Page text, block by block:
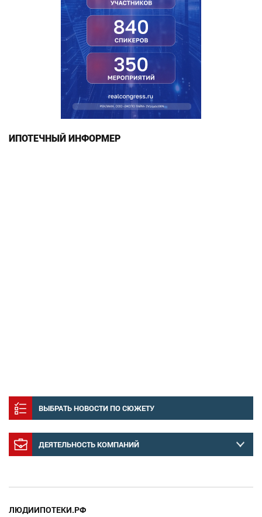
ИПОТЕЧНЫЙ ИНФОРМЕР
ВЫБРАТЬ НОВОСТИ ПО СЮЖЕТУ
ДЕЯТЕЛЬНОСТЬ КОМПАНИЙ
ЛЮДИИПОТЕКИ.РФ